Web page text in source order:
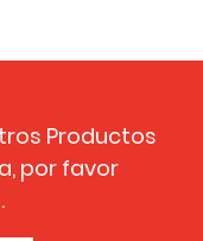
Productos
por favor